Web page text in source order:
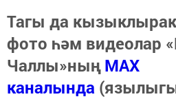
Тагы да
фото һәм видеолар
Чаллы»ныңMAX
каналында